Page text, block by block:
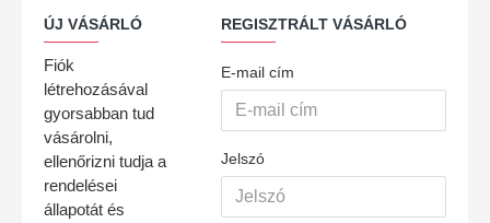
ÚJ VÁSÁRLÓ
Fiók
létrehozásával
gyorsabban tud
vásárolni,
ellenőrizni tudja a
rendelései
állapotát és
REGISZTRÁLT VÁSÁRLÓ
E-mail cím
Jelszó